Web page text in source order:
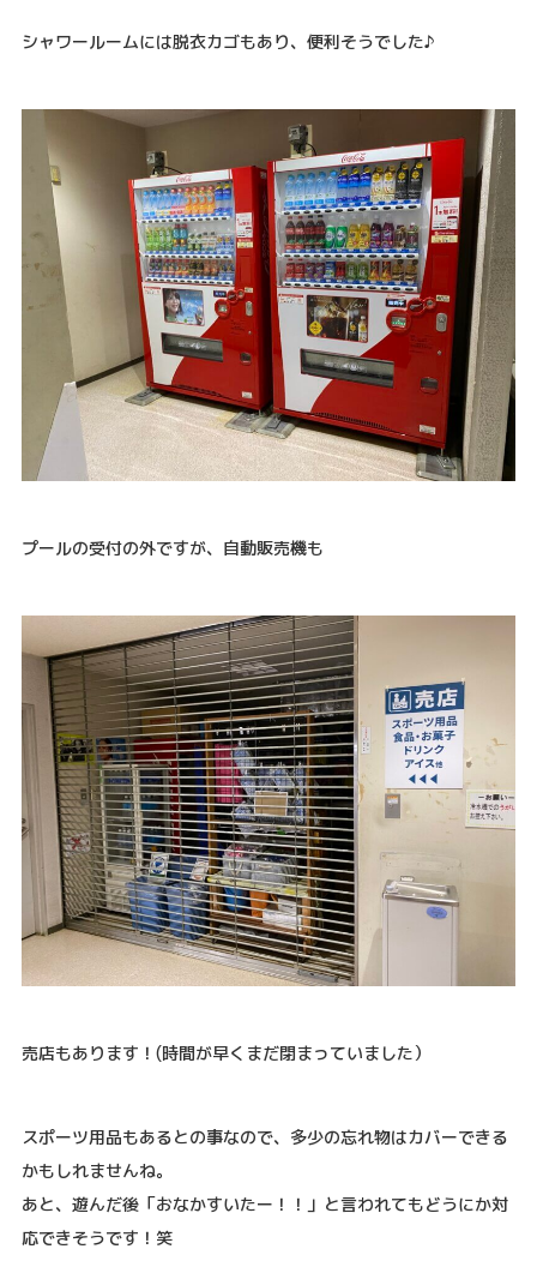
シャワールームには脱衣カゴもあり、便利そうでした♪
プールの受付の外ですが、自動販売機も
売店もあります！(時間が早くまだ閉まっていました）
スポーツ用品もあるとの事なので、多少の忘れ物はカバーできる
かもしれませんね。
あと、遊んだ後「おなかすいたー！！」と言われてもどうにか対
応できそうです！笑